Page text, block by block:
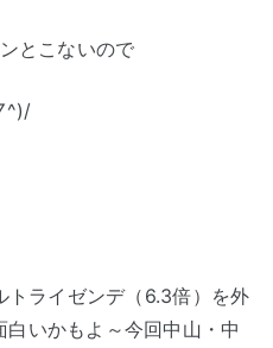
とこないので
トライゼンデ（6.3倍）を外
いかもよ～今回中山・中